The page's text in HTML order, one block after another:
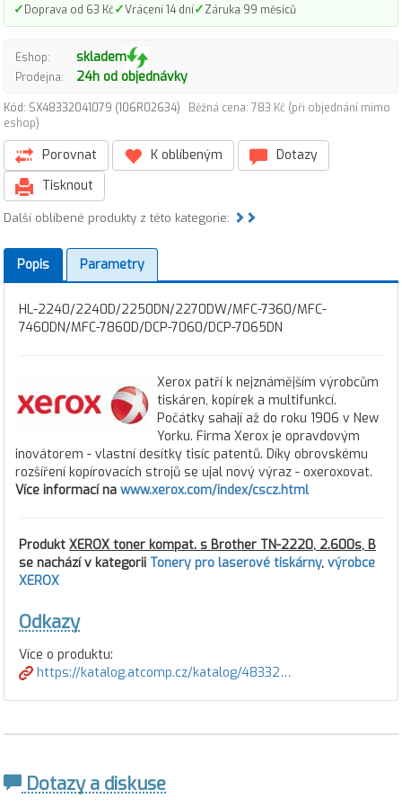
✓Doprava od 63 Kč✓Vrácení 14 dní✓Záruka 99 měsíců
Eshop: skladem
Prodejna: 24h od objednávky
Kód: SX48332041079 (106R02634)
Běžná cena: 783 Kč (při objednání mimo
eshop)
Porovnat K oblíbeným
Dotazy
Tisknout
Další oblíbené produkty z této kategorie:
Popis Parametry
HL-2240/2240D/2250DN/2270DW/MFC-7360/MFC-
7460DN/MFC-7860D/DCP-7060/DCP-7065DN
Xerox patří k nejznámějším výrobcům
tiskáren, kopírek a multifunkcí.
Počátky sahají až do roku 1906 v New
Yorku. Firma Xerox je opravdovým
inovátorem - vlastní desítky tisíc patentů. Díky obrovskému
rozšíření kopírovacích strojů se ujal nový výraz - oxeroxovat.
Více informací na www.xerox.com/index/cscz.html
Produkt XEROX toner kompat. s Brother TN-2220, 2.600s, B
se nachází v kategorii Tonery pro laserové tiskárny, výrobce
XEROX
Odkazy
Více o produktu:
https://katalog.atcomp.cz/katalog/48332…
Dotazy a diskuse